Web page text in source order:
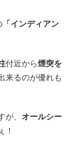
「インディアン
付近から煙突を
来るのが優れも
が、 オールシー
！